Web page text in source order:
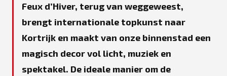
Feux d’Hiver, terug van weggeweest,
brengt internationale topkunst naar
Kortrijk en maakt van onze binnenstad een
magisch decor vol licht, muziek en
spektakel. De ideale manier om de